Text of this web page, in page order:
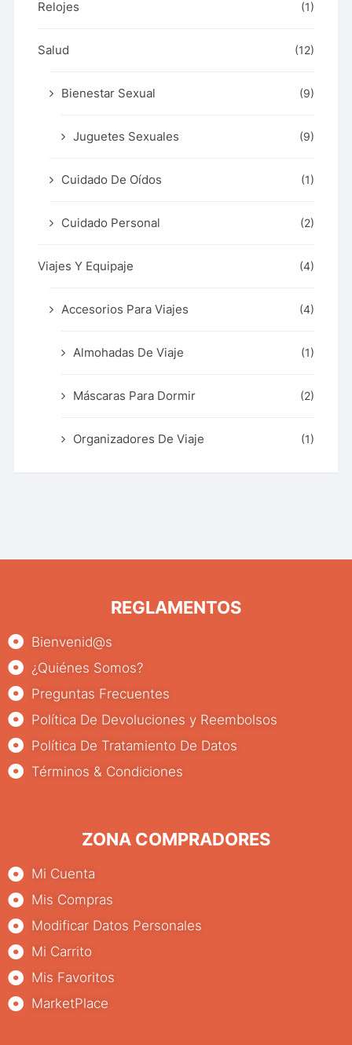
Relojes (1)
Salud (12)
Bienestar Sexual (9)
Juguetes Sexuales (9)
Cuidado De Oídos (1)
Cuidado Personal (2)
Viajes Y Equipaje (4)
Accesorios Para Viajes (4)
Almohadas De Viaje (1)
Máscaras Para Dormir (2)
Organizadores De Viaje (1)
REGLAMENTOS
Bienvenid@s
¿Quiénes Somos?
Preguntas Frecuentes
Política De Devoluciones y Reembolsos
Política De Tratamiento De Datos
Términos & Condiciones
ZONA COMPRADORES
Mi Cuenta
Mis Compras
Modificar Datos Personales
Mi Carrito
Mis Favoritos
MarketPlace